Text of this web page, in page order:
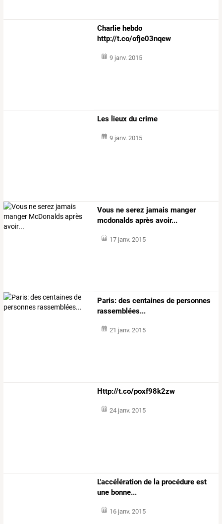
Charlie hebdo
http://t.co/ofje03nqew
9 janv. 2015
Les lieux du crime
9 janv. 2015
Vous ne serez jamais manger
mcdonalds après avoir...
17 janv. 2015
Paris: des centaines de personnes
rassemblées...
21 janv. 2015
Http://t.co/poxf98k2zw
24 janv. 2015
L'accélération de la procédure est
une bonne...
16 janv. 2015